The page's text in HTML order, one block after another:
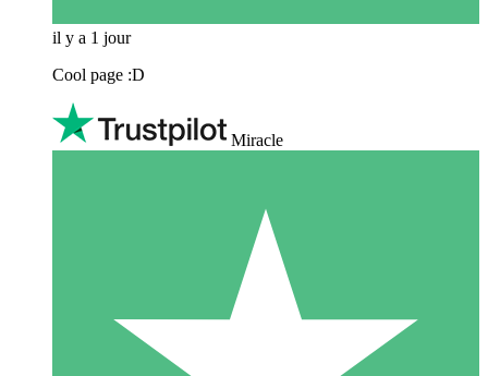
il y a 1 jour
Cool page :D
Miracle